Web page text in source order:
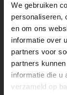
We gebruiken
personaliseren,
en om ons
informatie over
partners voor
partners
informatie die u
verzameld op